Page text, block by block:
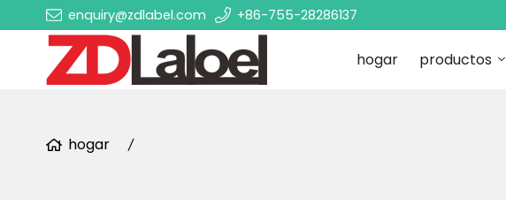
enquiry@zdlabel.com +86-755-28286137
hogar productos
hogar